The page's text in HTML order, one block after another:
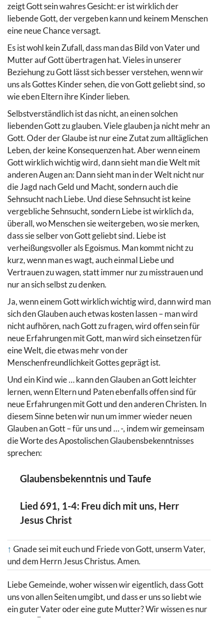
zeigt Gott sein wahres Gesicht: er ist wirklich der
liebende Gott, der vergeben kann und keinem Menschen
eine neue Chance versagt.
Es ist wohl kein Zufall, dass man das Bild von Vater und
Mutter auf Gott übertragen hat. Vieles in unserer
Beziehung zu Gott lässt sich besser verstehen, wenn wir
uns als Gottes Kinder sehen, die von Gott geliebt sind, so
wie eben Eltern ihre Kinder lieben.
Selbstverständlich ist das nicht, an einen solchen
liebenden Gott zu glauben. Viele glauben ja nicht mehr an
Gott. Oder der Glaube ist nur eine Zutat zum alltäglichen
Leben, der keine Konsequenzen hat. Aber wenn einem
Gott wirklich wichtig wird, dann sieht man die Welt mit
anderen Augen an: Dann sieht man in der Welt nicht nur
die Jagd nach Geld und Macht, sondern auch die
Sehnsucht nach Liebe. Und diese Sehnsucht ist keine
vergebliche Sehnsucht, sondern Liebe ist wirklich da,
überall, wo Menschen sie weitergeben, wo sie merken,
dass sie selber von Gott geliebt sind. Liebe ist
verheißungsvoller als Egoismus. Man kommt nicht zu
kurz, wenn man es wagt, auch einmal Liebe und
Vertrauen zu wagen, statt immer nur zu misstrauen und
nur an sich selbst zu denken.
Ja, wenn einem Gott wirklich wichtig wird, dann wird man
sich den Glauben auch etwas kosten lassen – man wird
nicht aufhören, nach Gott zu fragen, wird offen sein für
neue Erfahrungen mit Gott, man wird sich einsetzen für
eine Welt, die etwas mehr von der
Menschenfreundlichkeit Gottes geprägt ist.
Und ein Kind wie … kann den Glauben an Gott leichter
lernen, wenn Eltern und Paten ebenfalls offen sind für
neue Erfahrungen mit Gott und den anderen Christen. In
diesem Sinne beten wir nun um immer wieder neuen
Glauben an Gott – für uns und … -, indem wir gemeinsam
die Worte des Apostolischen Glaubensbekenntnisses
sprechen:
Glaubensbekenntnis und Taufe
Lied 691, 1-4: Freu dich mit uns, Herr
Jesus Christ
↑ Gnade sei mit euch und Friede von Gott, unserm Vater,
und dem Herrn Jesus Christus. Amen.
Liebe Gemeinde, woher wissen wir eigentlich, dass Gott
uns von allen Seiten umgibt, und dass er uns so liebt wie
ein guter Vater oder eine gute Mutter? Wir wissen es nur